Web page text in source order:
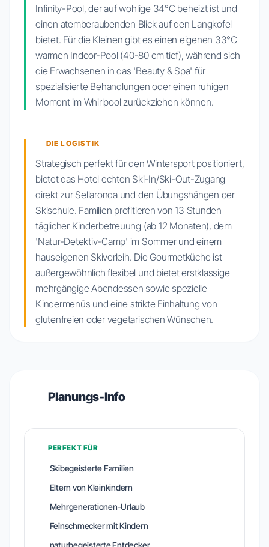
Infinity-Pool, der auf wohlige 34°C beheizt ist und
einen atemberaubenden Blick auf den Langkofel
bietet. Für die Kleinen gibt es einen eigenen 33°C
warmen Indoor-Pool (40-80 cm tief), während sich
die Erwachsenen in das 'Beauty & Spa' für
spezialisierte Behandlungen oder einen ruhigen
Moment im Whirlpool zurückziehen können.
DIE LOGISTIK
Strategisch perfekt für den Wintersport positioniert,
bietet das Hotel echten Ski-In/Ski-Out-Zugang
direkt zur Sellaronda und den Übungshängen der
Skischule. Familien profitieren von 13 Stunden
täglicher Kinderbetreuung (ab 12 Monaten), dem
'Natur-Detektiv-Camp' im Sommer und einem
hauseigenen Skiverleih. Die Gourmetküche ist
außergewöhnlich flexibel und bietet erstklassige
mehrgängige Abendessen sowie spezielle
Kindermenüs und eine strikte Einhaltung von
glutenfreien oder vegetarischen Wünschen.
Planungs-Info
PERFEKT FÜR
Skibegeisterte Familien
Eltern von Kleinkindern
Mehrgenerationen-Urlaub
Feinschmecker mit Kindern
naturbegeisterte Entdecker